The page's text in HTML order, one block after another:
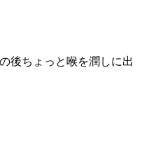
後ちょっと喉を潤しに出